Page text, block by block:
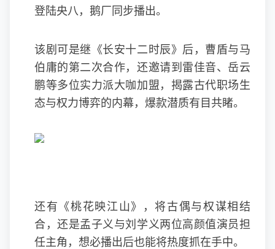
登陆央八，鹅厂同步播出。
该剧可是继《长安十二时辰》后，曹盾与马
伯庸的第二次合作，还邀请到雷佳音、岳云
鹏等多位实力派大咖加盟，揭露古代职场生
态与权力博弈的内幕，爆款潜质有目共睹。
还有《桃花映江山》，将古偶与权谋相结
合，还是孟子义与刘学义两位高颜值演员担
任主角，想必播出后也能将热度抓在手中。